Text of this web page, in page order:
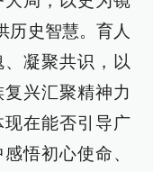
历史智慧。育人
凝聚共识，以
兴汇聚精神力
在能否引导广
悟初心使命、